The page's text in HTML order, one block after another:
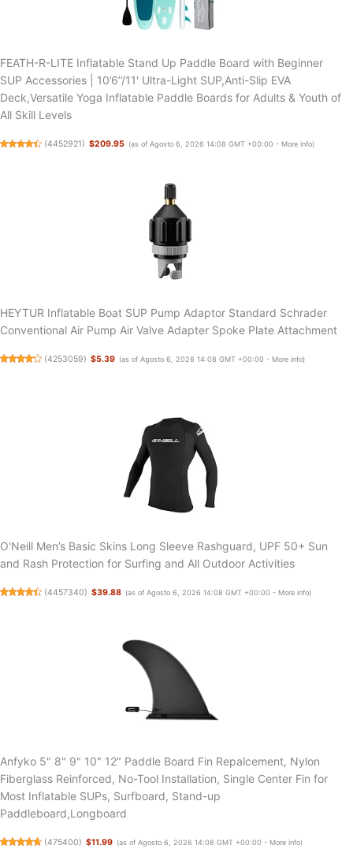
FEATH-R-LITE Inflatable Stand Up Paddle Board with Beginner
SUP Accessories | 10’6’’/11' Ultra-Light SUP,Anti-Slip EVA
Deck,Versatile Yoga Inflatable Paddle Boards for Adults & Youth of
All Skill Levels
(4452921 ) $209.95 (as of Agosto 6, 2026 14:08 GMT +00:00 - More info)
HEYTUR Inflatable Boat SUP Pump Adaptor Standard Schrader
Conventional Air Pump Air Valve Adapter Spoke Plate Attachment
(4253059) $5.39 (as of Agosto 6, 2026 14:08 GMT +00:00 - More info)
O'Neill Men’s Basic Skins Long Sleeve Rashguard, UPF 50+ Sun
and Rash Protection for Surfing and All Outdoor Activities
(4457340) $39.88 (as of Agosto 6, 2026 14:08 GMT +00:00 - More info)
Anfyko 5" 8" 9" 10" 12" Paddle Board Fin Repalcement, Nylon
Fiberglass Reinforced, No-Tool Installation, Single Center Fin for
Most Inflatable SUPs, Surfboard, Stand-up
Paddleboard,Longboard
(475400) $11.99 (as of Agosto 6, 2026 14:08 GMT +00:00 - More info)